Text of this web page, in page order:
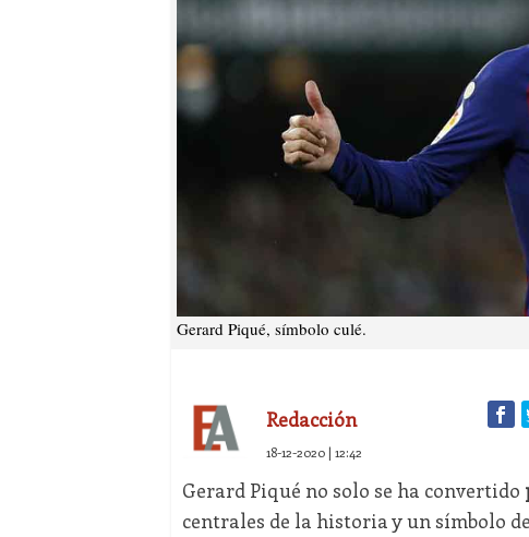
Gerard Piqué, símbolo culé.
Redacción
18-12-2020 | 12:42
Gerard Piqué no solo se ha convertido
centrales de la historia y un símbolo